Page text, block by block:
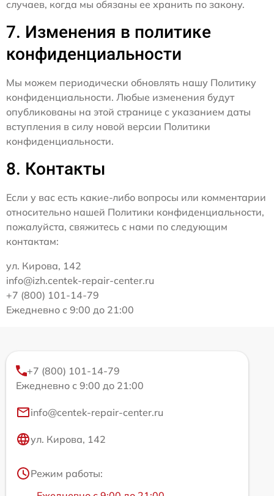
случаев, когда мы обязаны ее хранить по закону.
7. Изменения в политике
конфиденциальности
Мы можем периодически обновлять нашу Политику
конфиденциальности. Любые изменения будут
опубликованы на этой странице с указанием даты
вступления в силу новой версии Политики
конфиденциальности.
8. Контакты
Если у вас есть какие-либо вопросы или комментарии
относительно нашей Политики конфиденциальности,
пожалуйста, свяжитесь с нами по следующим
контактам:
ул. Кирова, 142
info@izh.centek-repair-center.ru
+7 (800) 101-14-79
Ежедневно с 9:00 до 21:00
+7 (800) 101-14-79
Ежедневно с 9:00 до 21:00
info@centek-repair-center.ru
ул. Кирова, 142
Режим работы: